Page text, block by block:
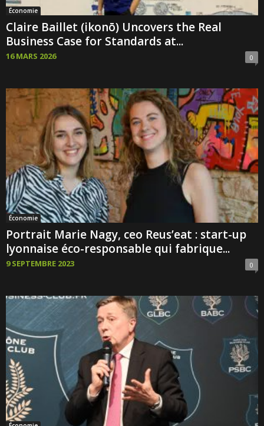
Économie
Claire Baillet (ikonō) Uncovers the Real
Business Case for Standards at...
16 MARS 2026 0
Économie
Portrait Marie Nagy, ceo Reus’eat : start-up
lyonnaise éco-responsable qui fabrique...
9 SEPTEMBRE 2023 0